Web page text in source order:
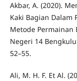
Akbar, A. (2020).
Kaki Bagian Dalam
Metode Permainan
Negeri 14
52–55.
Ali, M. H. F. Et Al.